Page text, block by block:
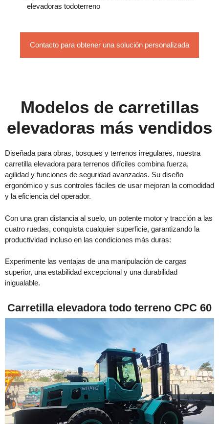
elevadoras todoterreno
Contacto para obtener una solución personalizada
Modelos de carretillas
elevadoras más vendidos
Diseñada para obras, bosques y terrenos irregulares, nuestra
carretilla elevadora para terrenos difíciles combina fuerza,
agilidad y funciones de seguridad avanzadas. Su diseño
ergonómico y sus controles fáciles de usar mejoran la comodidad
y la eficiencia del operador.
Con una gran distancia al suelo, un potente motor y tracción a las
cuatro ruedas, conquista cualquier superficie, garantizando la
productividad incluso en las condiciones más duras:
Experimente las ventajas de una manipulación de cargas
superior, una estabilidad excepcional y una durabilidad
inigualable.
Carretilla elevadora todo terreno CPC 60